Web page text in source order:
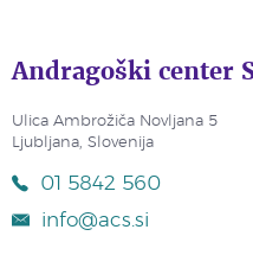
Andragoški center
Ulica Ambrožiča Novljana 5
Ljubljana, Slovenija
01 5842 560
info@acs.si